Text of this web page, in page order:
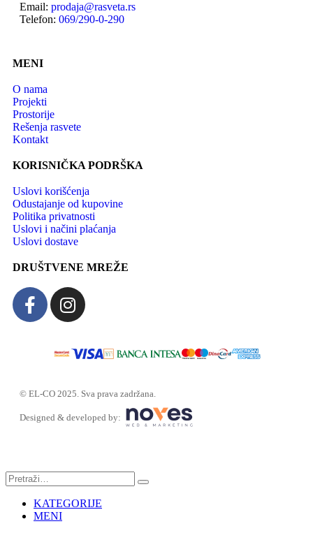
Email: prodaja@rasveta.rs
Telefon: 069/290-0-290
MENI
O nama
Projekti
Prostorije
Rešenja rasvete
Kontakt
KORISNIČKA PODRŠKA
Uslovi korišćenja
Odustajanje od kupovine
Politika privatnosti
Uslovi i načini plaćanja
Uslovi dostave
DRUŠTVENE MREŽE
© EL-CO 2025. Sva prava zadržana.
Designed & developed by:
KATEGORIJE
MENI